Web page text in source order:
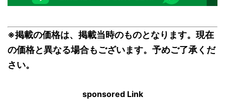
※掲載の価格は、掲載当時のものとなります。現在
の価格と異なる場合もございます。予めご了承くだ
さい。
sponsored Link